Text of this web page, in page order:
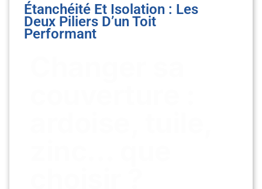
Étanchéité Et Isolation : Les
Deux Piliers D’un Toit
Performant